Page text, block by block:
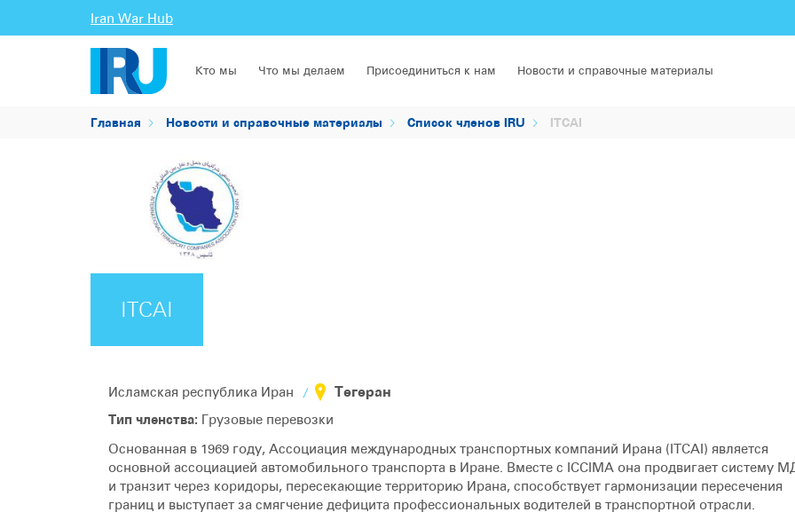
Iran War Hub
Кто мы Что мы делаем Присоединиться к нам Новости и справочные материалы
Главная Новости и справочные материалы Список членов IRU ITCAI
ITCAI
Исламская республика Иран Тегеран
Тип членства: Грузовые перевозки
Основанная в 1969 году, Ассоциация международных транспортных компаний Ирана (ITCAI) является
основной ассоциацией автомобильного транспорта в Иране. Вместе с ICCIMA она продвигает систему
и транзит через коридоры, пересекающие территорию Ирана, способствует гармонизации пересечения
границ и выступает за смягчение дефицита профессиональных водителей в транспортной отрасли.